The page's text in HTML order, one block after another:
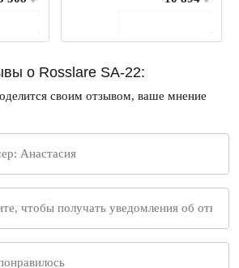
о Rosslare SA-22:
своим отзывом, ваше мнение